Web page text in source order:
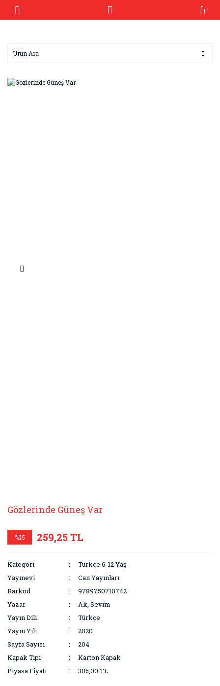
Gözlerinde Güneş Var
%15 259,25 TL
Kategori
Türkçe 6-12 Yaş
Yayınevi
Can Yayınları
Barkod
9789750710742
Yazar
Ak, Sevim
Yayın Dili
Türkçe
Yayın Yılı
2020
Sayfa Sayısı
204
Kapak Tipi
Karton Kapak
Piyasa Fiyatı
305,00 TL